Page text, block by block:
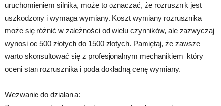
uruchomieniem silnika, może to oznaczać, że rozrusznik jest
uszkodzony i wymaga wymiany. Koszt wymiany rozrusznika
może się różnić w zależności od wielu czynników, ale zazwyczaj
wynosi od 500 złotych do 1500 złotych. Pamiętaj, że zawsze
warto skonsultować się z profesjonalnym mechanikiem, który
oceni stan rozrusznika i poda dokładną cenę wymiany.
Wezwanie do działania: